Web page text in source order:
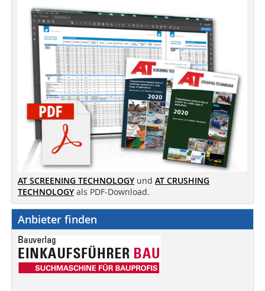
AT SCREENING TECHNOLOGY und AT CRUSHING
TECHNOLOGY als PDF-Download.
Anbieter finden